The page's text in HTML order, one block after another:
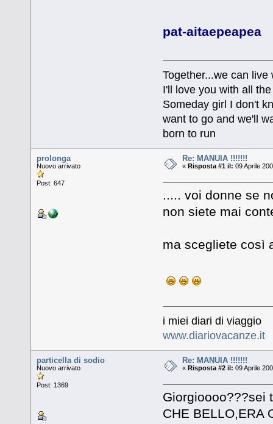
pat-aitaepeapea
Together...we can live
I'll love you with all
Someday girl I don't
want to go and we'll
born to run
prolonga
Nuovo arrivato
Post: 647
Re: MANUIA !!!!!!!
« Risposta #1 il: 09 Aprile
..... voi donne se
non siete mai
ma scegliete così
i miei diari di viaggio
www.diariovacanze.it
particella di sodio
Nuovo arrivato
Post: 1369
Re: MANUIA !!!!!!!
« Risposta #2 il: 09 Aprile
Giorgioooo???sei
CHE